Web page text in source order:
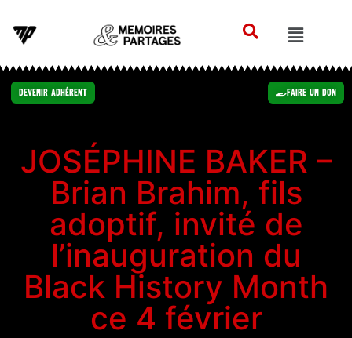
Devenir Adhérent Faire un Don
JOSÉPHINE BAKER –
Brian Brahim, fils
adoptif, invité de
l’inauguration du
Black History Month
ce 4 février